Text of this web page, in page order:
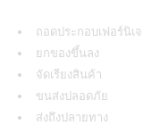
ถอดประกอบเฟอร์นิเ
ยกของขึ้นลง
จัดเรียงสินค้า
ขนส่งปลอดภัย
ส่งถึงปลายทาง